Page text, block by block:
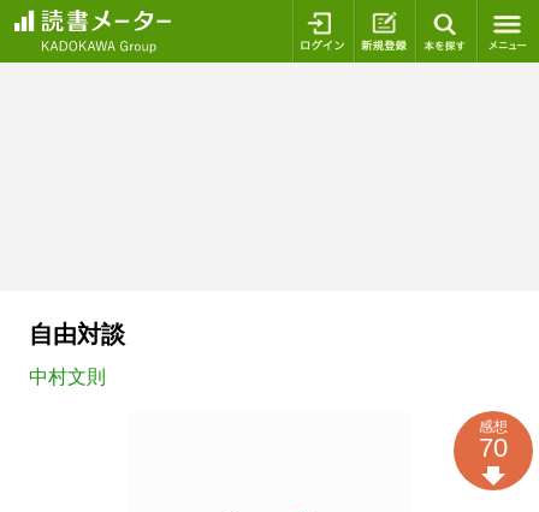
ログイン 新規登録
自由対談
中村文則
感想
70